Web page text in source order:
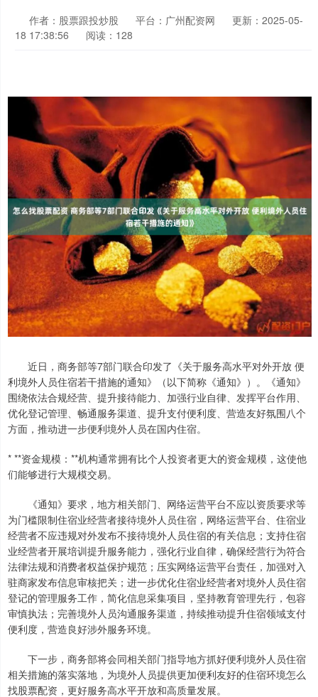
作者：股票跟投炒股 平台：广州配资网
更新：2025-05-
18 17:38:56
阅读：128
近日，商务部等7部门联合印发了《关于服务高水平对外开放 便
利境外人员住宿若干措施的通知》（以下简称《通知》）。《通知》
围绕依法合规经营、提升接待能力、加强行业自律、发挥平台作用、
优化登记管理、畅通服务渠道、提升支付便利度、营造友好氛围八个
方面，推动进一步便利境外人员在国内住宿。
* **资金规模：**机构通常拥有比个人投资者更大的资金规模，这使他
们能够进行大规模交易。
《通知》要求，地方相关部门、网络运营平台不应以资质要求等
为门槛限制住宿业经营者接待境外人员住宿，网络运营平台、住宿业
经营者不应违规对外发布不接待境外人员住宿的有关信息；支持住宿
业经营者开展培训提升服务能力，强化行业自律，确保经营行为符合
法律法规和消费者权益保护规范；压实网络运营平台责任，加强对入
驻商家发布信息审核把关；进一步优化住宿业经营者对境外人员住宿
登记的管理服务工作，简化信息采集项目，坚持教育管理先行，包容
审慎执法；完善境外人员沟通服务渠道，持续推动提升住宿领域支付
便利度，营造良好涉外服务环境。
下一步，商务部将会同相关部门指导地方抓好便利境外人员住宿
相关措施的落实落地，为境外人员提供更加便利友好的住宿环境怎么
找股票配资，更好服务高水平开放和高质量发展。